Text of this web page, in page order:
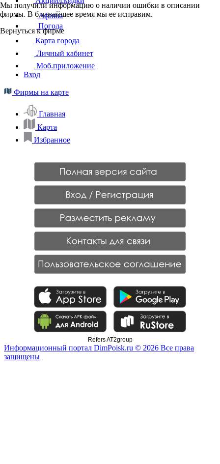
Мы получили информацию о наличии ошибки в описании
фирмы. В ближайшее время мы ее исправим.
Вернуться к фирме
Афиша
Погода
Карта города
Личный кабинет
Моб.приложение
Вход
Фирмы на карте
Главная
Карта
Избранное
Refers AT2group
Информационный портал DimPoisk.ru © 2026 Все права
защищены